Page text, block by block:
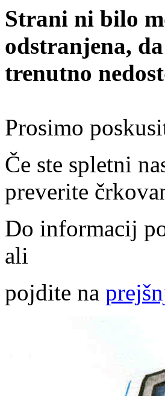
Strani ni bilo
odstranjena,
trenutno
Prosimo
Če ste spletni
preverite
Do informacij
ali
pojdite na